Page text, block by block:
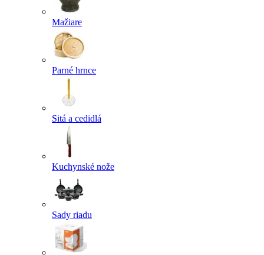
Mažiare
Parné hrnce
Sitá a cedidlá
Kuchynské nože
Sady riadu